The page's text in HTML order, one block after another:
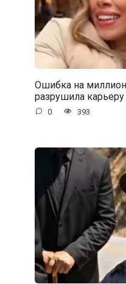
Ошибка на
разрушила
0 393